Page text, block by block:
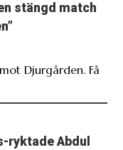
stängd match
Djurgården. Få
ryktade Abdul